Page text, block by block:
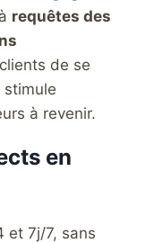
requêtes des
de se
stimule
à revenir.
en
et 7j/7, sans